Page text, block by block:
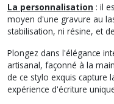
La personnalisation : il
moyen d'une gravure au
stabilisation, ni résine, et
Plongez dans l'élégance
artisanal, façonné à la
de ce stylo exquis capture
expérience d'écriture